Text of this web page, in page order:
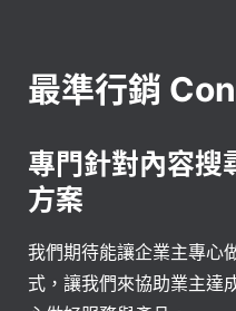
最準行銷
專門針對內容搜
方案
我們期待能讓企業主專心
式，讓我們來協助業主達